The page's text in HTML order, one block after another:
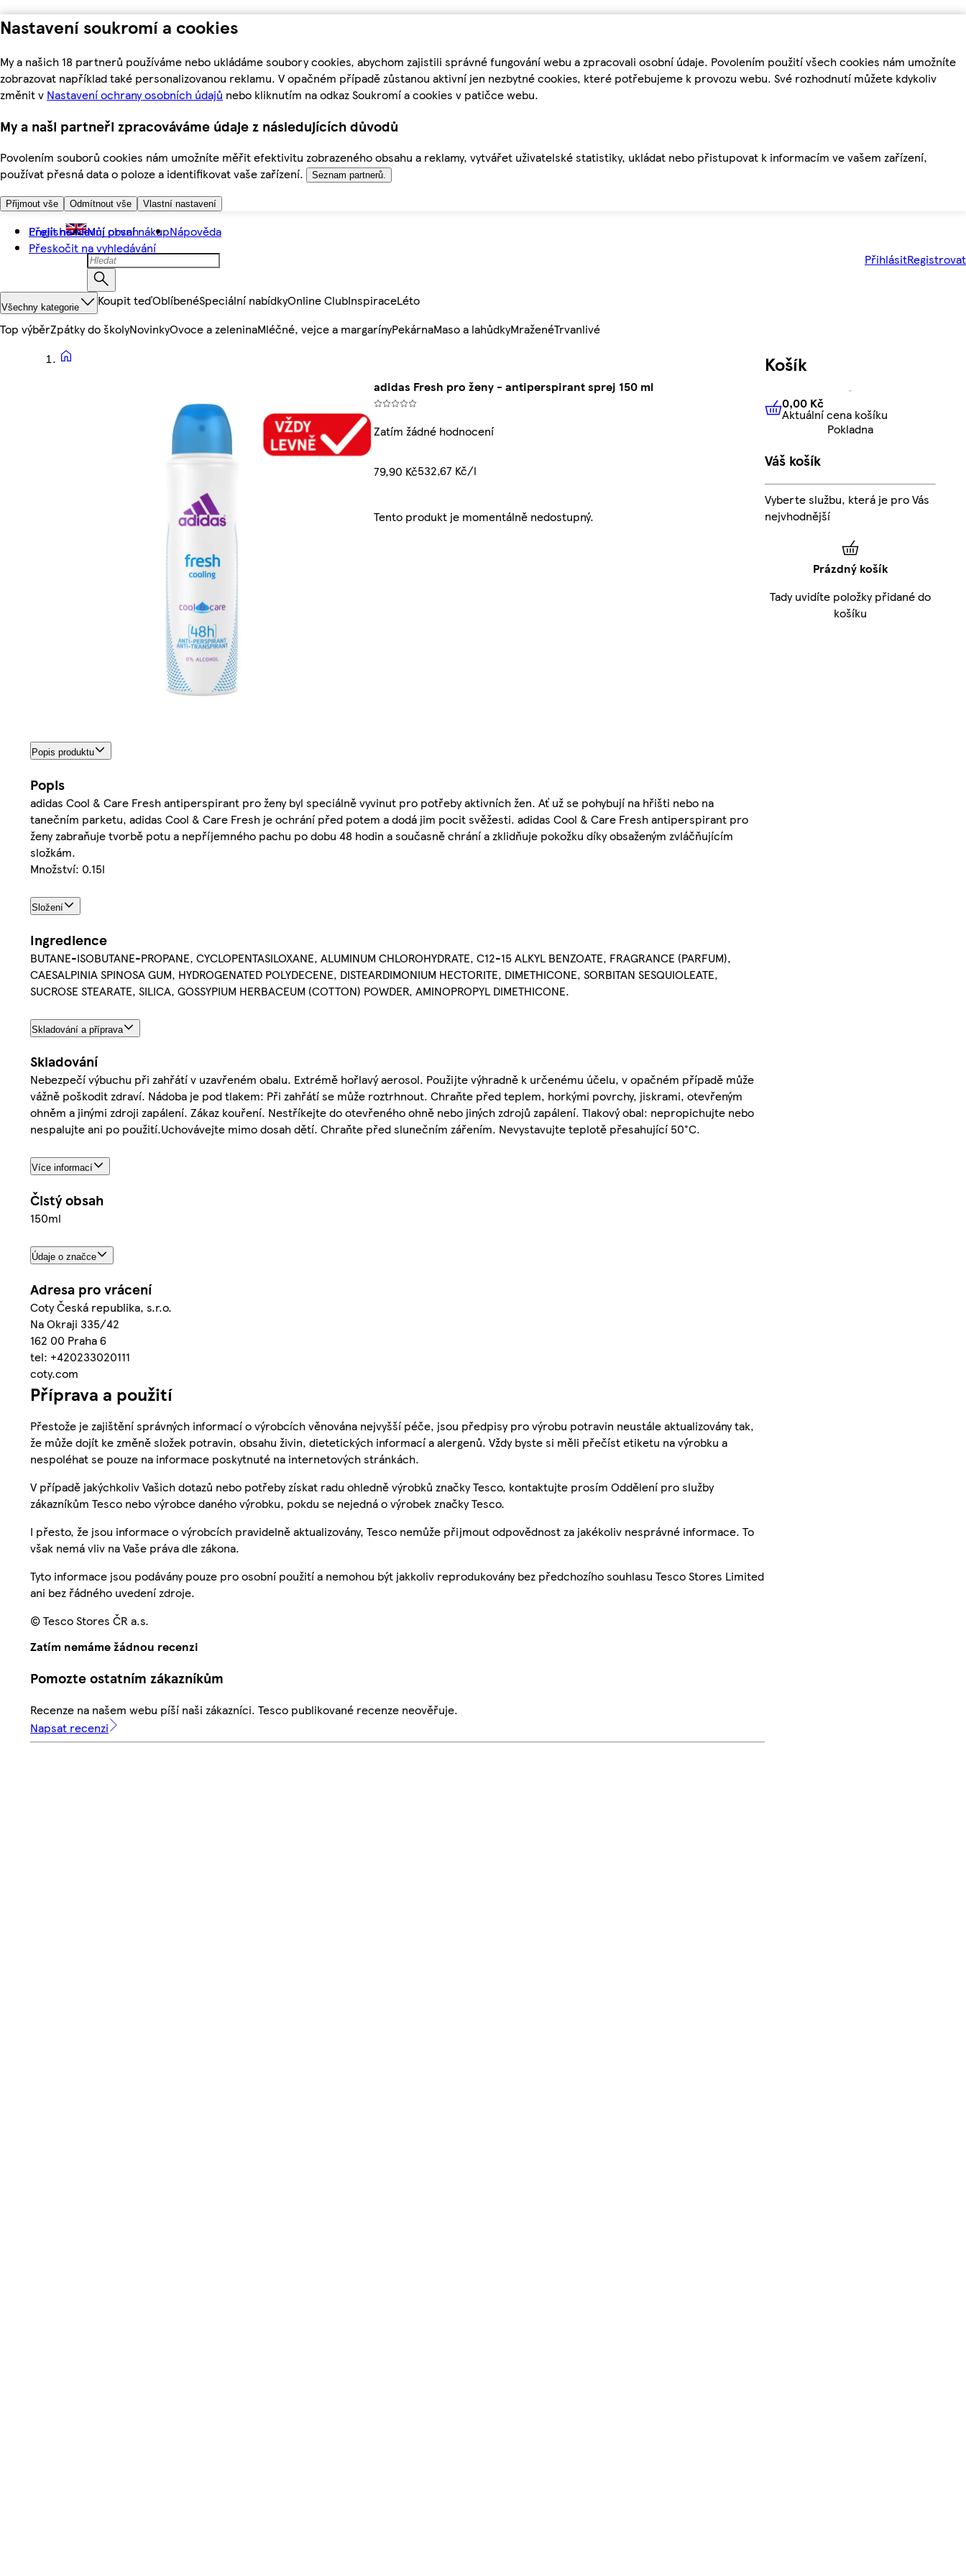
Nastavení soukromí a cookies
My a našich 18 partnerů používáme nebo ukládáme soubory cookies, abychom zajistili správné fungování webu a zpracovali osobní údaje. Povolením použití všech cookies nám umožníte
zobrazovat například také personalizovanou reklamu. V opačném případě zůstanou aktivní jen nezbytné cookies, které potřebujeme k provozu webu. Své rozhodnutí můžete kdykoliv
změnit v Nastavení ochrany osobních údajů nebo kliknutím na odkaz Soukromí a cookies v patičce webu.
My a naši partneři zpracováváme údaje z následujících důvodů
Povolením souborů cookies nám umožníte měřit efektivitu zobrazeného obsahu a reklamy, vytvářet uživatelské statistiky, ukládat nebo přistupovat k informacím ve vašem zařízení,
používat přesná data o poloze a identifikovat vaše zařízení.
Seznam partnerů.
Přijmout vše Odmítnout vše Vlastní nastavení
Přejít na hlavní obsah
Přeskočit na vyhledávání
English Můj první nákupNápověda
PřihlásitRegistrovat
Všechny kategorie Koupit teďOblíbenéSpeciální nabídkyOnline ClubInspiraceLéto
Top výběrZpátky do školyNovinkyOvoce a zeleninaMléčné, vejce a margarínyPekárnaMaso a lahůdkyMraženéTrvanlivé
adidas Fresh pro ženy - antiperspirant sprej 150 ml
Zatím žádné hodnocení
79,90 Kč532,67 Kč/l
Tento produkt je momentálně nedostupný.
Popis produktu
Popis
adidas Cool & Care Fresh antiperspirant pro ženy byl speciálně vyvinut pro potřeby aktivních žen. Ať už se pohybují na hřišti nebo na
tanečním parketu, adidas Cool & Care Fresh je ochrání před potem a dodá jim pocit svěžesti. adidas Cool & Care Fresh antiperspirant pro
ženy zabraňuje tvorbě potu a nepříjemného pachu po dobu 48 hodin a současně chrání a zklidňuje pokožku díky obsaženým zvláčňujícím
složkám.
Množství: 0.15l
Složení
Ingredience
BUTANE-ISOBUTANE-PROPANE, CYCLOPENTASILOXANE, ALUMINUM CHLOROHYDRATE, C12-15 ALKYL BENZOATE, FRAGRANCE (PARFUM),
CAESALPINIA SPINOSA GUM, HYDROGENATED POLYDECENE, DISTEARDIMONIUM HECTORITE, DIMETHICONE, SORBITAN SESQUIOLEATE,
SUCROSE STEARATE, SILICA, GOSSYPIUM HERBACEUM (COTTON) POWDER, AMINOPROPYL DIMETHICONE.
Skladování a příprava
Skladování
Nebezpečí výbuchu při zahřátí v uzavřeném obalu. Extrémě hořlavý aerosol. Použijte výhradně k určenému účelu, v opačném případě může
vážně poškodit zdraví. Nádoba je pod tlakem: Při zahřátí se může roztrhnout. Chraňte před teplem, horkými povrchy, jiskrami, otevřeným
ohněm a jinými zdroji zapálení. Zákaz kouření. Nestříkejte do otevřeného ohně nebo jiných zdrojů zapálení. Tlakový obal: nepropichujte nebo
nespalujte ani po použití.Uchovávejte mimo dosah dětí. Chraňte před slunečním zářením. Nevystavujte teplotě přesahující 50°C.
Více informací
Čistý obsah
150ml
Údaje o značce
Adresa pro vrácení
Coty Česká republika, s.r.o.
Na Okraji 335/42
162 00 Praha 6
tel: +420233020111
coty.com
Příprava a použití
Přestože je zajištění správných informací o výrobcích věnována nejvyšší péče, jsou předpisy pro výrobu potravin neustále aktualizovány tak,
že může dojít ke změně složek potravin, obsahu živin, dietetických informací a alergenů. Vždy byste si měli přečíst etiketu na výrobku a
nespoléhat se pouze na informace poskytnuté na internetových stránkách.
V případě jakýchkoliv Vašich dotazů nebo potřeby získat radu ohledně výrobků značky Tesco, kontaktujte prosím Oddělení pro služby
zákazníkům Tesco nebo výrobce daného výrobku, pokdu se nejedná o výrobek značky Tesco.
I přesto, že jsou informace o výrobcích pravidelně aktualizovány, Tesco nemůže přijmout odpovědnost za jakékoliv nesprávné informace. To
však nemá vliv na Vaše práva dle zákona.
Tyto informace jsou podávány pouze pro osobní použití a nemohou být jakkoliv reprodukovány bez předchozího souhlasu Tesco Stores Limited
ani bez řádného uvedení zdroje.
© Tesco Stores ČR a.s.
Zatím nemáme žádnou recenzi
Pomozte ostatním zákazníkům
Recenze na našem webu píší naši zákazníci. Tesco publikované recenze neověřuje.
Napsat recenzi
Košík
0,00 KčAktuální cena košíku
0,00 Kč
Aktuální cena košíku
Pokladna
Váš košík
Vyberte službu, která je pro Vás
nejvhodnější
Prázdný košík
Tady uvidíte položky přidané do
košíku